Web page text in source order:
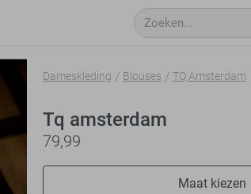
Dameskleding Blouses TQ Amsterdam
Tq amsterdam
79,99
Maat kiezen